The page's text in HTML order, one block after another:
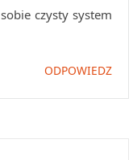
czysty system
ODPOWIEDZ